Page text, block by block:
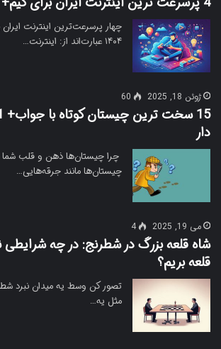
چهار پرسرعت‌ترین اینترنت
۱۴۰۴ عبارت‌اند از: اینترنت…
ژوئن 18, 2025 60
دار
چرا چیستان‌ها ذهن و قلب شما
چیستان‌ها مانند جرقه‌هایی…
می 19, 2025 4
شاه قلعه بزرگ در شطرنج: در چه شرایطی
قلعه بریم؟
تصور کن وسط یه میدان نبرد
مثل یه…